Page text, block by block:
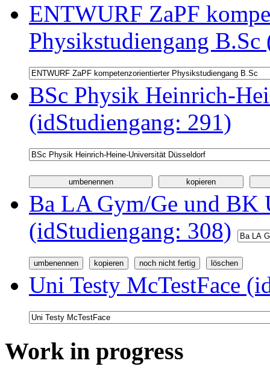
ENTWURF ZaPF
Physikstudiengang
BSc Physik Heinrich-
(idStudiengang: 291)
Ba LA Gym/Ge und BK
(idStudiengang: 308)
Uni Testy McTestFace
Work in progress